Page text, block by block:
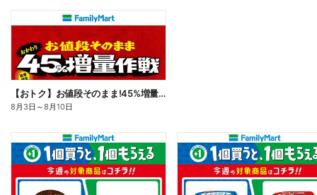
【おトク】お値段そのまま!45%増量作戦!
8月3日 ～8月10日